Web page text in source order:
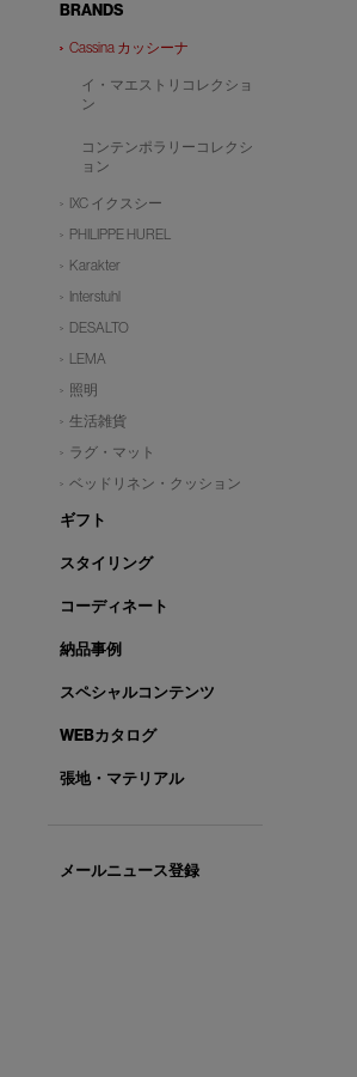
BRANDS
Cassina カッシーナ
イ・マエストリコレクショ
ン
コンテンポラリーコレクシ
ョン
IXC イクスシー
PHILIPPE HUREL
Karakter
Interstuhl
DESALTO
LEMA
照明
生活雑貨
ラグ・マット
ベッドリネン・クッション
ギフト
スタイリング
コーディネート
納品事例
スペシャルコンテンツ
WEBカタログ
張地・マテリアル
メールニュース登録